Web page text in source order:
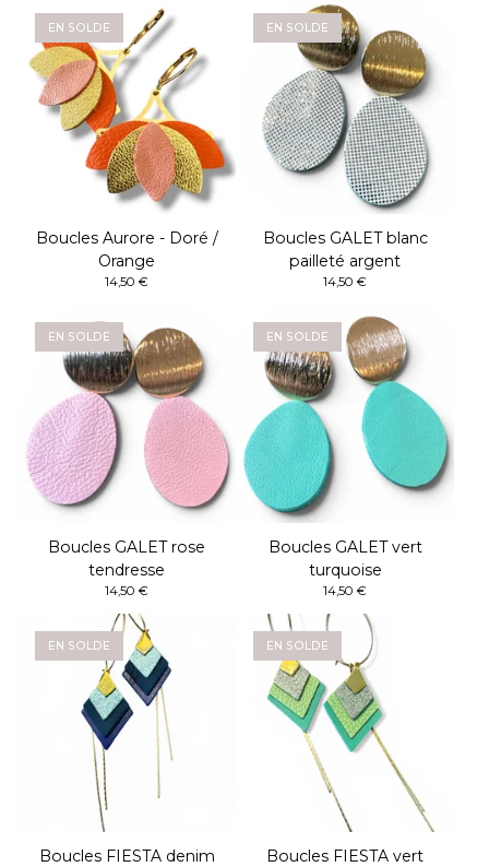
EN SOLDE
Boucles Aurore - Doré /
Orange
14,50 €
EN SOLDE
Boucles GALET blanc
pailleté argent
14,50 €
EN SOLDE
Boucles GALET rose
tendresse
14,50 €
EN SOLDE
Boucles GALET vert
turquoise
14,50 €
EN SOLDE
Boucles FIESTA denim
EN SOLDE
Boucles FIESTA vert